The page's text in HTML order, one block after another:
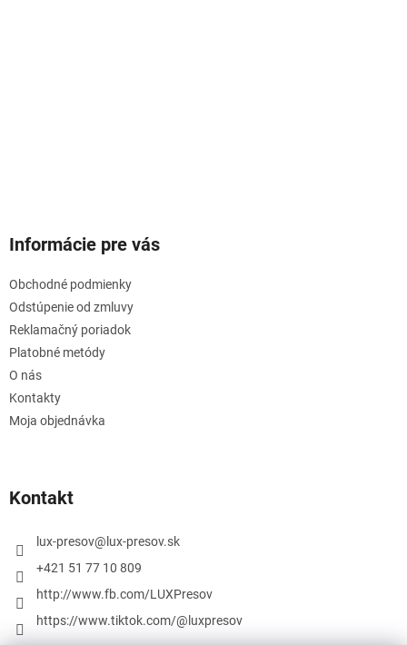
Informácie pre vás
Obchodné podmienky
Odstúpenie od zmluvy
Reklamačný poriadok
Platobné metódy
O nás
Kontakty
Moja objednávka
Kontakt
lux-presov@ lux-presov.sk
+421 51 77 10 809
http://www.fb.com/LUXPresov
https://www.tiktok.com/@luxpresov